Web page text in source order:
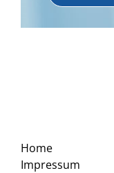
Home
Impressum